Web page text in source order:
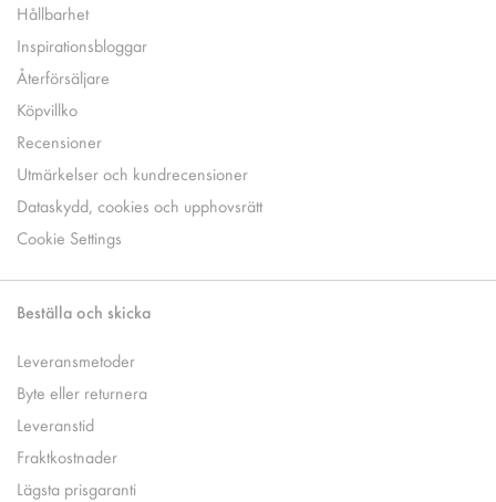
Hållbarhet
Inspirationsbloggar
Återförsäljare
Köpvillko
Recensioner
Utmärkelser och kundrecensioner
Dataskydd, cookies och upphovsrätt
Cookie Settings
Beställa och skicka
Leveransmetoder
Byte eller returnera
Leveranstid
Fraktkostnader
Lägsta prisgaranti